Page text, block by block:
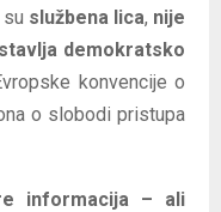
službena lica, nije
demokratsko
konvencije o
o slobodi pristupa
informacija – ali